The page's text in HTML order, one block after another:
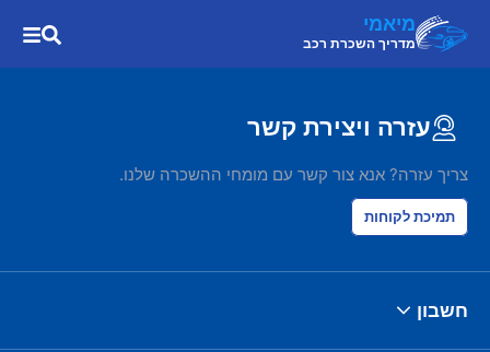
מיאמי
מדריך השכרת רכב
עזרה ויצירת קשר
צריך עזרה? אנא צור קשר עם מומחי ההשכרה שלנו.
תמיכת לקוחות
חשבון